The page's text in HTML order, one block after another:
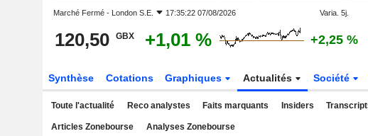
Marché Fermé - London S.E. 17:35:22 07/08/2026 Varia. 5j.
120,50 GBX +1,01 % +2,25 %
Synthèse Cotations Graphiques Actualités Société
Toute l'actualité Reco analystes Faits marquants Insiders
Articles Zonebourse Analyses Zonebourse